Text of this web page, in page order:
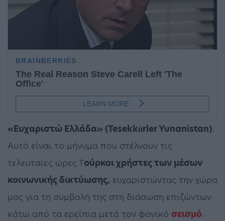
«Ευχαριστώ Ελλάδα» (Tesekkürler Yunanistan):
Αυτό είναι το μήνυμα που στέλνουν τις
τελευταίες ώρες Τούρκοι χρήστες των μέσων
κοινωνικής δικτύωσης, ευχαριστώντας την χώρα
μας για τη συμβολή της στη διάσωση επιζώντων
κάτω από τα ερείπια μετά τον φονικό σεισμό